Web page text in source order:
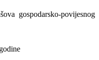
gospodarsko-povijesnog